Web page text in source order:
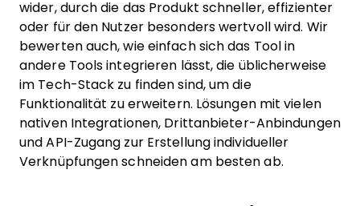
wider, durch die das Produkt schneller, effizienter
oder für den Nutzer besonders wertvoll wird. Wir
bewerten auch, wie einfach sich das Tool in
andere Tools integrieren lässt, die üblicherweise
im Tech-Stack zu finden sind, um die
Funktionalität zu erweitern. Lösungen mit vielen
nativen Integrationen, Drittanbieter-Anbindungen
und API-Zugang zur Erstellung individueller
Verknüpfungen schneiden am besten ab.